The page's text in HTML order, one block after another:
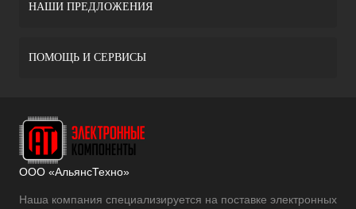
НАШИ ПРЕДЛОЖЕНИЯ
ПОМОЩЬ И СЕРВИСЫ
ООО «АльянсТехно»
Наша компания специализируется на поставке электронных